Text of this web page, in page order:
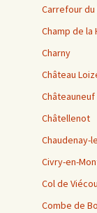
Carrefour du
Champ de la
Charny
Château
Châteauneuf
Châtellenot
Chaudenay-
Civry-en-
Col de
Combe de